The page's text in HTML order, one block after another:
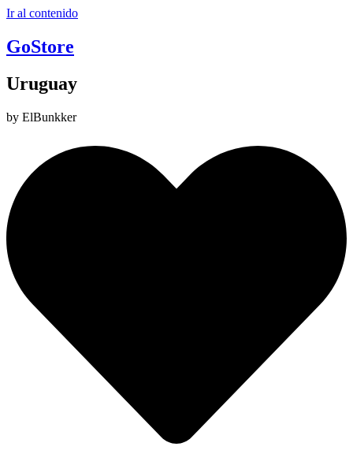
Ir al contenido
GoStore
Uruguay
by ElBunkker